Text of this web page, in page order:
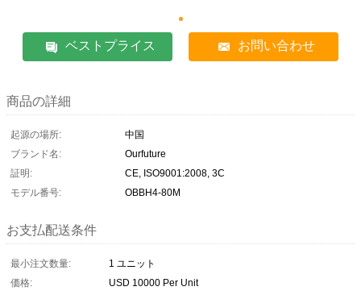
ベストプライス お問い合わせ
商品の詳細
起源の場所:
中国
ブランド名:
Ourfuture
証明:
CE, ISO9001:2008, 3C
モデル番号:
OBBH4-80M
お支払配送条件
最小注文数量:
1 ユニット
価格:
USD 10000 Per Unit